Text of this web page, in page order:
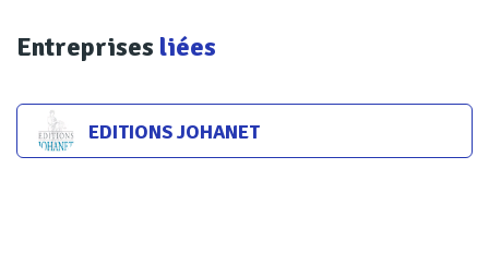
Entreprises liées
EDITIONS JOHANET